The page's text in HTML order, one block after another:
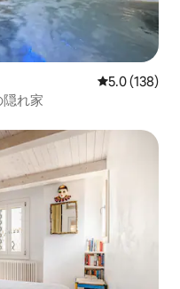
レビュー138
5.0 (138)
れ家